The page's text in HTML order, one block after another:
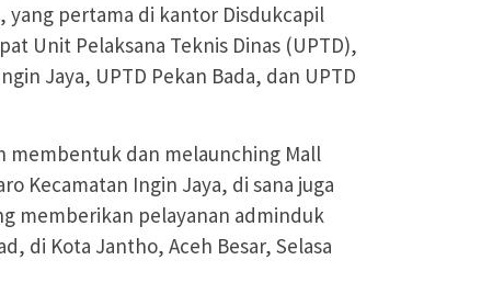
yang pertama di kantor Disdukcapil
Unit Pelaksana Teknis Dinas (UPTD),
Jaya, UPTD Pekan Bada, dan UPTD
membentuk dan melaunching Mall
Kecamatan Ingin Jaya, di sana juga
memberikan pelayanan adminduk
di Kota Jantho, Aceh Besar, Selasa